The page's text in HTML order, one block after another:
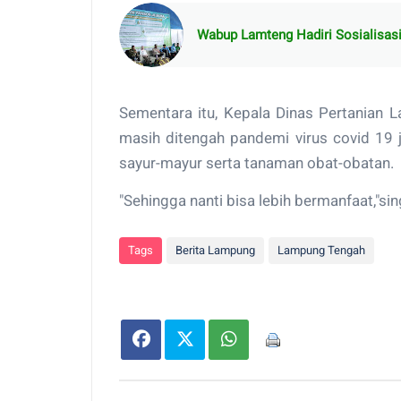
Wabup Lamteng Hadiri
Sementara itu, Kepala Dinas Pertanian
masih ditengah pandemi virus covid
sayur-mayur serta tanaman obat-obatan.
"Sehingga nanti bisa lebih
Tags Berita Lampung Lampung Tengah